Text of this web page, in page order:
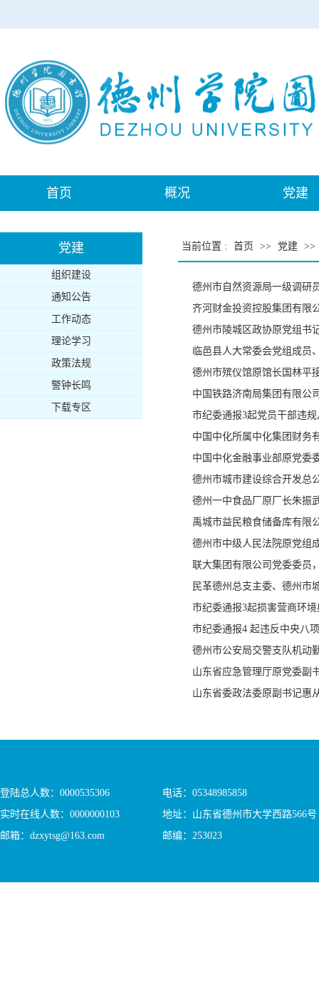
首页 概况 党建
党建
组织建设
通知公告
工作动态
理论学习
政策法规
警钟长鸣
下载专区
当前位置 : 首页 >> 党建 >>
德州市自然资源局一级调研
齐河财金投资控股集团有限
德州市陵城区政协原党组书
临邑县人大常委会党组成员
德州市殡仪馆原馆长国林平
中国铁路济南局集团有限公
市纪委通报3起党员干部违
中国中化所属中化集团财务
中国中化金融事业部原党委
德州市城市建设综合开发总
德州一中食品厂原厂长朱振
禹城市益民粮食储备库有限
德州市中级人民法院原党组
联大集团有限公司党委委员
民革德州总支主委、德州市
市纪委通报3起损害营商环
市纪委通报4 起违反中央八
德州市公安局交警支队机动
山东省应急管理厅原党委副
山东省委政法委原副书记惠
登陆总人数： 0000535306
实时在线人数： 0000000103
邮箱：dzxytsg@163.com
电话：05348985858
地址：山东省德州市大学西路566号
邮编：253023